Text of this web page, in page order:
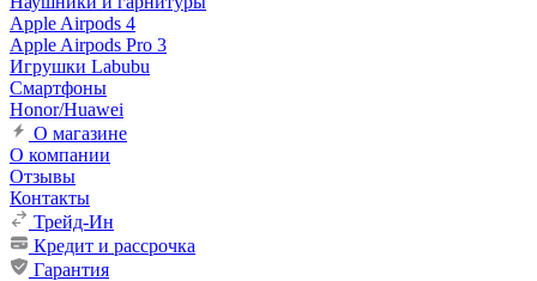
Apple Airpods 4
Apple Airpods Pro 3
Игрушки Labubu
Смартфоны
Honor/Huawei
О магазине
О компании
Отзывы
Контакты
Трейд-Ин
Кредит и рассрочка
Гарантия